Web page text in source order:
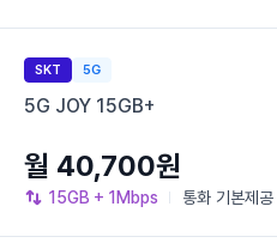
SKT 5G
5G JOY 15GB+
15GB + 1Mbps 통화 기본제공
월 40,700원